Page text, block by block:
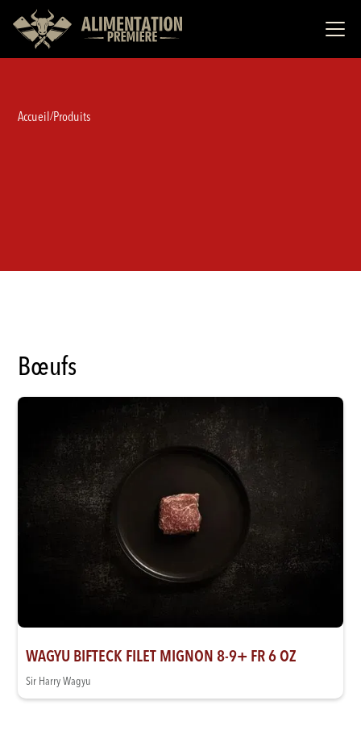
Accueil/Produits
Bœufs
WAGYU BIFTECK FILET MIGNON 8-9+ FR 6 OZ
Sir Harry Wagyu